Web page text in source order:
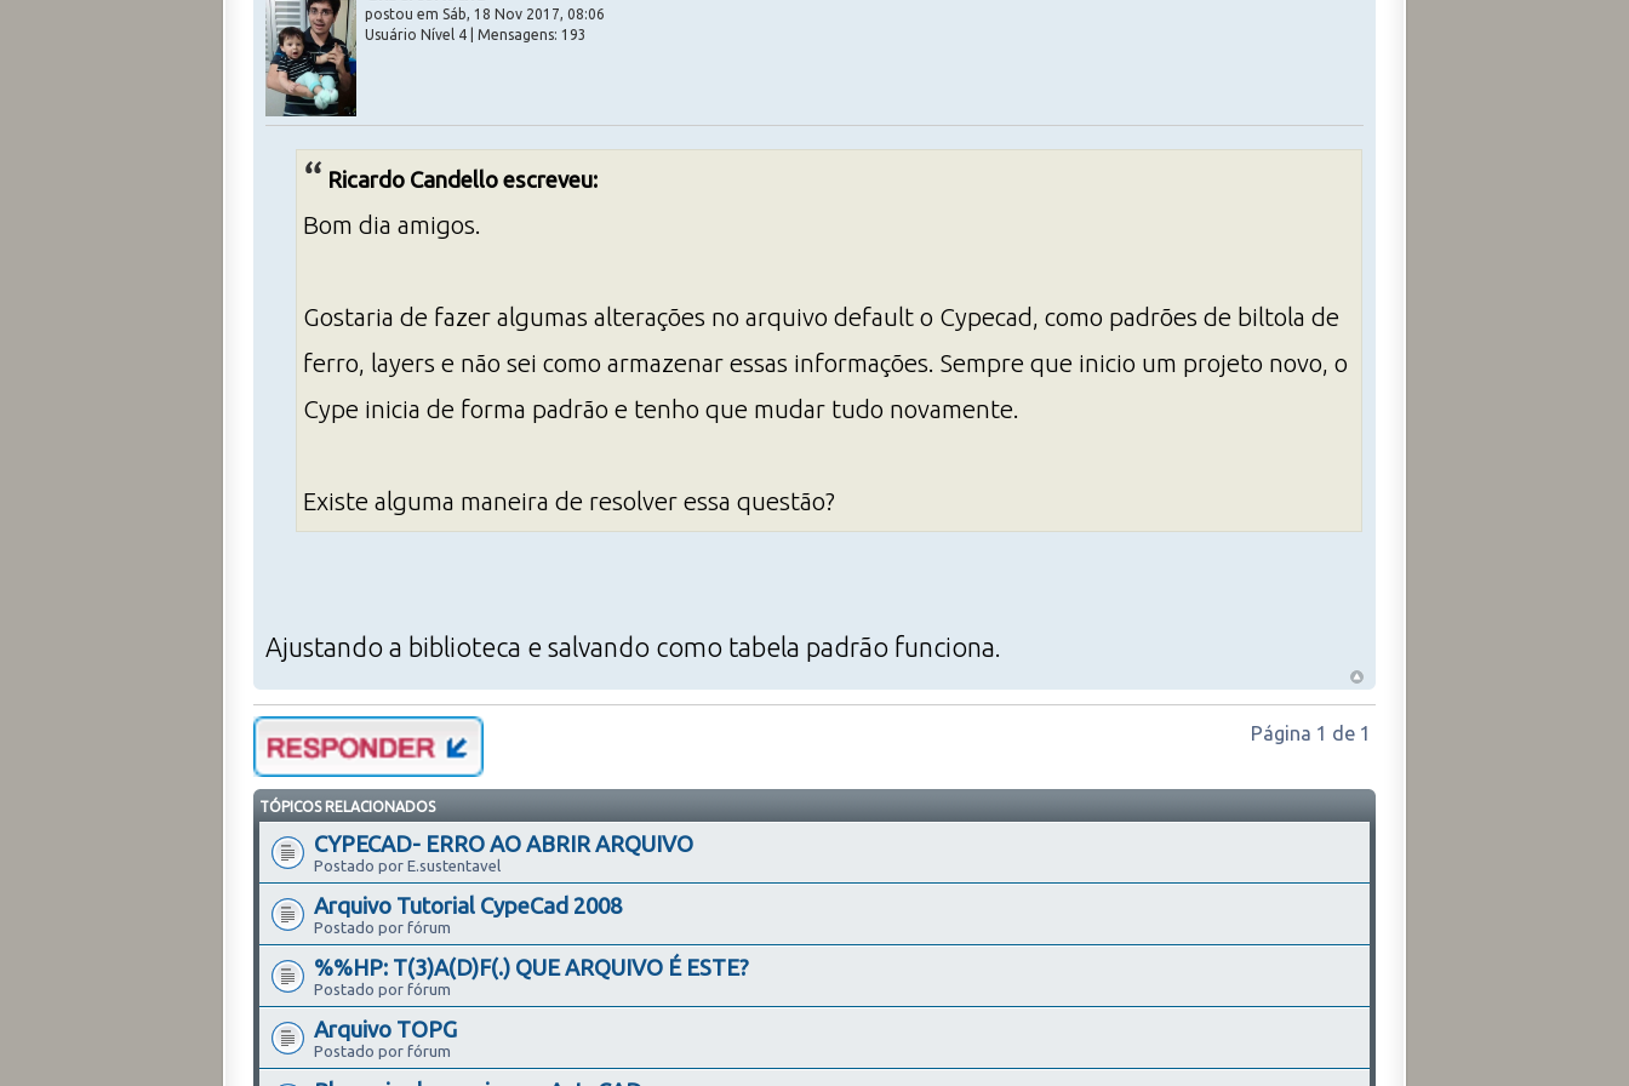
postou em Sáb, 18 Nov 2017, 08:06
Usuário Nível 4 | Mensagens: 193
Ricardo Candello escreveu:
Bom dia amigos.
Gostaria de fazer algumas alterações no arquivo default o Cypecad, como padrões de biltola de
ferro, layers e não sei como armazenar essas informações. Sempre que inicio um projeto novo, o
Cype inicia de forma padrão e tenho que mudar tudo novamente.
Existe alguma maneira de resolver essa questão?
Ajustando a biblioteca e salvando como tabela padrão funciona.
Página 1 de 1
TÓPICOS RELACIONADOS
CYPECAD- ERRO AO ABRIR ARQUIVO
Postado por E.sustentavel
Arquivo Tutorial CypeCad 2008
Postado por fórum
%%HP: T(3)A(D)F(.) QUE ARQUIVO É ESTE?
Postado por fórum
Arquivo TOPG
Postado por fórum